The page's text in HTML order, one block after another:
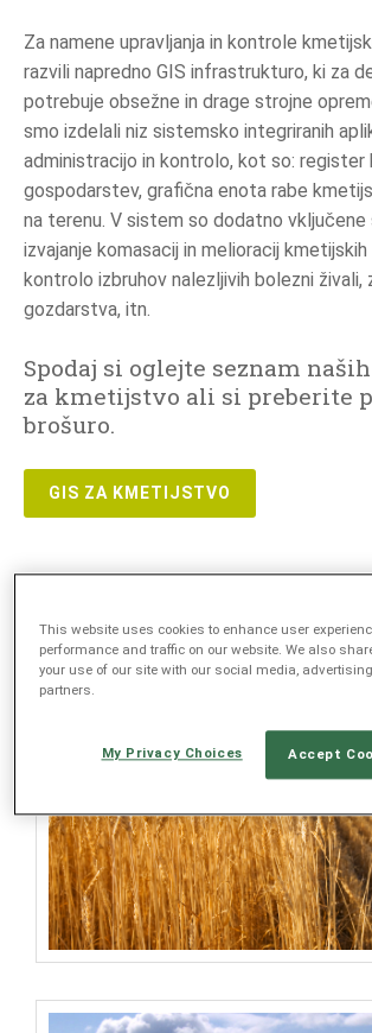
Za namene upravljanja in kontrole
razvili napredno GIS infrastrukturo, ki za
potrebuje obsežne in drage strojne
smo izdelali niz sistemsko integriranih
administracijo in kontrolo, kot so: register
gospodarstev, grafična enota rabe
na terenu. V sistem so dodatno vključene
izvajanje komasacij in melioracij
kontrolo izbruhov nalezljivih bolezni živali,
gozdarstva, itn.
Spodaj si oglejte seznam
za kmetijstvo ali si preberite
brošuro.
GIS ZA KMETIJSTVO
This website uses cookies to enhance user
performance and traffic on our website. We also
your use of our site with our social media,
partners.
Accept
My Privacy Choices